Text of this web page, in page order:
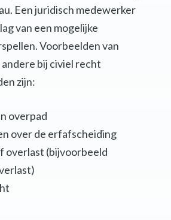
Een juridisch medewerker
van een mogelijke
Voorbeelden van
bij civiel recht
zijn:
overpad
over de erfafscheiding
overlast (bijvoorbeeld